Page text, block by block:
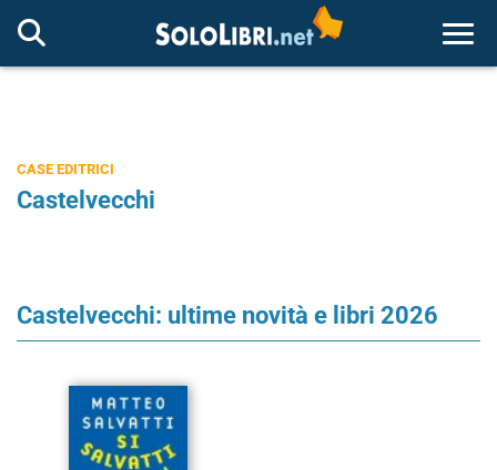
CASE EDITRICI
Castelvecchi
Castelvecchi: ultime novità e libri 2026